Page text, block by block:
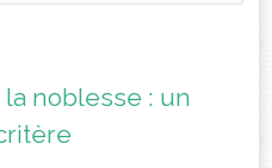
noblesse : un